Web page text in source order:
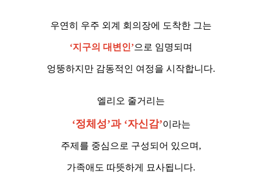
우연히 우주 외계 회의장에 도착한 그는
‘지구의 대변인’으로 임명되며
엉뚱하지만 감동적인 여정을 시작합니다.
엘리오 줄거리는
‘정체성’과 ‘자신감’이라는
주제를 중심으로 구성되어 있으며,
가족애도 따뜻하게 묘사됩니다.